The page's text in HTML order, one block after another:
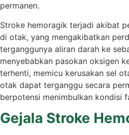
permanen.
Stroke hemoragik terjadi akibat
di otak, yang mengakibatkan
terganggunya aliran darah ke
menyebabkan pasokan oksigen
terhenti, memicu kerusakan sel
otak dapat terganggu secara
berpotensi menimbulkan kondisi
Gejala Stroke